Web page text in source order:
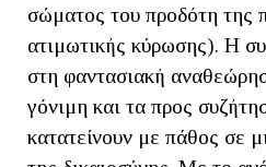
σώματος του προδότη της
ατιμωτικής κύρωσης). Η
στη φαντασιακή
γόνιμη και τα προς
κατατείνουν με πάθος σε